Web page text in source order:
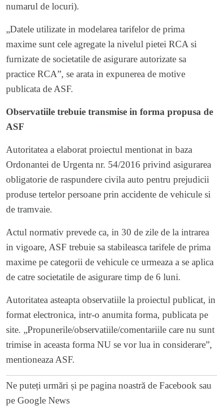
numarul de locuri).
„Datele utilizate in modelarea tarifelor de prima
maxime sunt cele agregate la nivelul pietei RCA si
furnizate de societatile de asigurare autorizate sa
practice RCA”, se arata in expunerea de motive
publicata de ASF.
Observatiile trebuie transmise in forma propusa de
ASF
Autoritatea a elaborat proiectul mentionat in baza
Ordonantei de Urgenta nr. 54/2016 privind asigurarea
obligatorie de raspundere civila auto pentru prejudicii
produse tertelor persoane prin accidente de vehicule si
de tramvaie.
Actul normativ prevede ca, in 30 de zile de la intrarea
in vigoare, ASF trebuie sa stabileasca tarifele de prima
maxime pe categorii de vehicule ce urmeaza a se aplica
de catre societatile de asigurare timp de 6 luni.
Autoritatea asteapta observatiile la proiectul publicat, in
format electronica, intr-o anumita forma, publicata pe
site. „Propunerile/observatiile/comentariile care nu sunt
trimise in aceasta forma NU se vor lua in considerare”,
mentioneaza ASF.
Ne puteți urmări și pe pagina noastră de Facebook sau
pe Google News